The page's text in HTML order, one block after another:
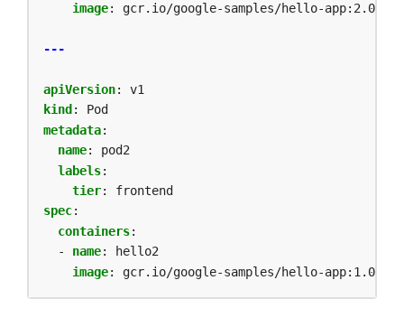
image: gcr.io/google-samples/hello-app:2.0
---
apiVersion:
v1
kind :
Pod
metadata:
name:
pod2
labels:
tier:
frontend
spec:
containers:
- name:
hello2
image: gcr.io/google-samples/hello-app:1.0